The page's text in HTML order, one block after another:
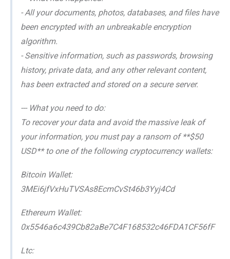
- All your documents, photos, databases, and files have
been encrypted with an unbreakable encryption
algorithm.
- Sensitive information, such as passwords, browsing
history, private data, and any other relevant content,
has been extracted and stored on a secure server.
--- What you need to do:
To recover your data and avoid the massive leak of
your information, you must pay a ransom of **$50
USD** to one of the following cryptocurrency wallets:
Bitcoin Wallet:
3MEi6jfVxHuTVSAs8EcmCvSt46b3Yyj4Cd
Ethereum Wallet:
0x5546a6c439Cb82aBe7C4F168532c46FDA1CF56fF
Ltc: